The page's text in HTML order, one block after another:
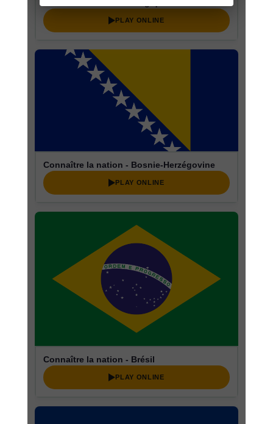
PLAY ONLINE
Connaître la nation - Bosnie-Herzégovine
PLAY ONLINE
Connaître la nation - Brésil
PLAY ONLINE